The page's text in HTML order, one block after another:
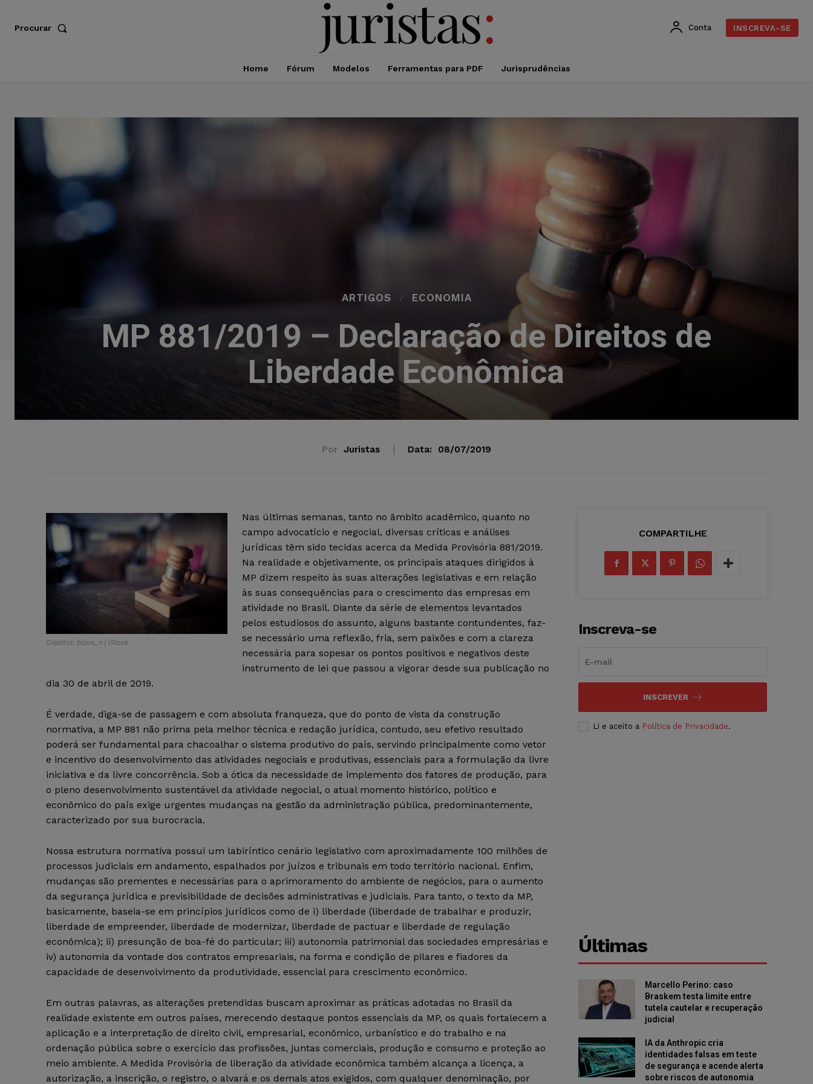
Procurar Conta INSCREVA-SE
Home Fórum Modelos Ferramentas para PDF Jurisprudências
ARTIGOS ECONOMIA
MP 881/2019 – Declaração de Direitos de
Liberdade Econômica
Por Juristas Data: 08/07/2019
Créditos: bizoo_n | iStock
Nas últimas semanas, tanto no âmbito acadêmico, quanto no
campo advocatício e negocial, diversas críticas e análises
jurídicas têm sido tecidas acerca da Medida Provisória 881/2019.
Na realidade e objetivamente, os principais ataques dirigidos à
MP dizem respeito às suas alterações legislativas e em relação
às suas consequências para o crescimento das empresas em
atividade no Brasil. Diante da série de elementos levantados
pelos estudiosos do assunto, alguns bastante contundentes, faz-
se necessário uma reflexão, fria, sem paixões e com a clareza
necessária para sopesar os pontos positivos e negativos deste
instrumento de lei que passou a vigorar desde sua publicação no
dia 30 de abril de 2019.
É verdade, diga-se de passagem e com absoluta franqueza, que do ponto de vista da construção
normativa, a MP 881 não prima pela melhor técnica e redação jurídica, contudo, seu efetivo resultado
poderá ser fundamental para chacoalhar o sistema produtivo do país, servindo principalmente como vetor
e incentivo do desenvolvimento das atividades negociais e produtivas, essenciais para a formulação da livre
iniciativa e da livre concorrência. Sob a ótica da necessidade de implemento dos fatores de produção, para
o pleno desenvolvimento sustentável da atividade negocial, o atual momento histórico, político e
econômico do país exige urgentes mudanças na gestão da administração pública, predominantemente,
caracterizado por sua burocracia.
Nossa estrutura normativa possui um labiríntico cenário legislativo com aproximadamente 100 milhões de
processos judiciais em andamento, espalhados por juízos e tribunais em todo território nacional. Enfim,
mudanças são prementes e necessárias para o aprimoramento do ambiente de negócios, para o aumento
da segurança jurídica e previsibilidade de decisões administrativas e judiciais. Para tanto, o texto da MP,
basicamente, baseia-se em princípios jurídicos como de i) liberdade (liberdade de trabalhar e produzir,
liberdade de empreender, liberdade de modernizar, liberdade de pactuar e liberdade de regulação
econômica); ii) presunção de boa-fé do particular; iii) autonomia patrimonial das sociedades empresárias e
iv) autonomia da vontade dos contratos empresariais, na forma e condição de pilares e fiadores da
capacidade de desenvolvimento da produtividade, essencial para crescimento econômico.
Em outras palavras, as alterações pretendidas buscam aproximar as práticas adotadas no Brasil da
realidade existente em outros países, merecendo destaque pontos essenciais da MP, os quais fortalecem a
aplicação e a interpretação de direito civil, empresarial, econômico, urbanístico e do trabalho e na
ordenação pública sobre o exercício das profissões, juntas comerciais, produção e consumo e proteção ao
meio ambiente. A Medida Provisória de liberação da atividade econômica também alcança a licença, a
autorização, a inscrição, o registro, o alvará e os demais atos exigidos, com qualquer denominação, por
COMPARTILHE
Inscreva-se
INSCREVER
Li e aceito a Política de Privacidade.
Últimas
Marcello Perino: caso
Braskem testa limite entre
tutela cautelar e recuperação
judicial
IA da Anthropic cria
identidades falsas em teste
de segurança e acende alerta
sobre riscos de autonomia